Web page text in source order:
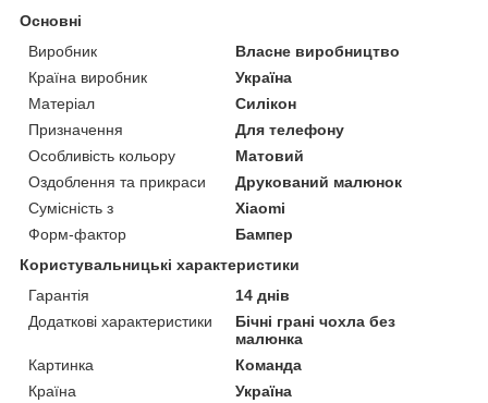
Основні
Виробник
Власне виробництво
Країна виробник
Україна
Матеріал
Силікон
Призначення
Для телефону
Особливість кольору
Матовий
Оздоблення та прикраси
Друкований малюнок
Сумісність з
Xiaomi
Форм-фактор
Бампер
Користувальницькі характеристики
Гарантія
14 днів
Додаткові характеристики
Бічні грані чохла без
малюнка
Картинка
Команда
Країна
Україна